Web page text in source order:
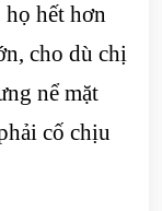
hết hơn
cho dù chị
nể mặt
cố chịu